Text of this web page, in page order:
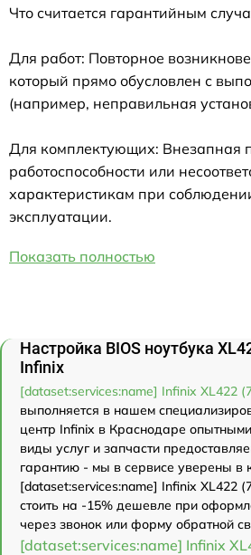
Что считается гарантийным
Для работ: Повторное
который прямо обусловлен с
(например, неправильная
Для комплектующих: Внезапная
работоспособности или
характеристикам при
эксплуатации.
Показать полностью
Настройка BIOS ноутбука
Infinix
[dataset:services:name] Infinix XL422
выполняется в нашем
центр Infinix в Краснодаре
виды услуг и запчасти
гарантию - мы в сервисе уверены в
[dataset:services:name] Infinix XL422
стоить на -15% дешевле при
через звонок или форму обратной
[dataset:services:name] Infinix